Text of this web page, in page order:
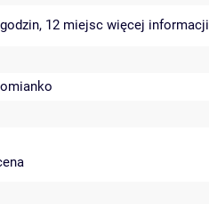
12 miejsc więcej informacji